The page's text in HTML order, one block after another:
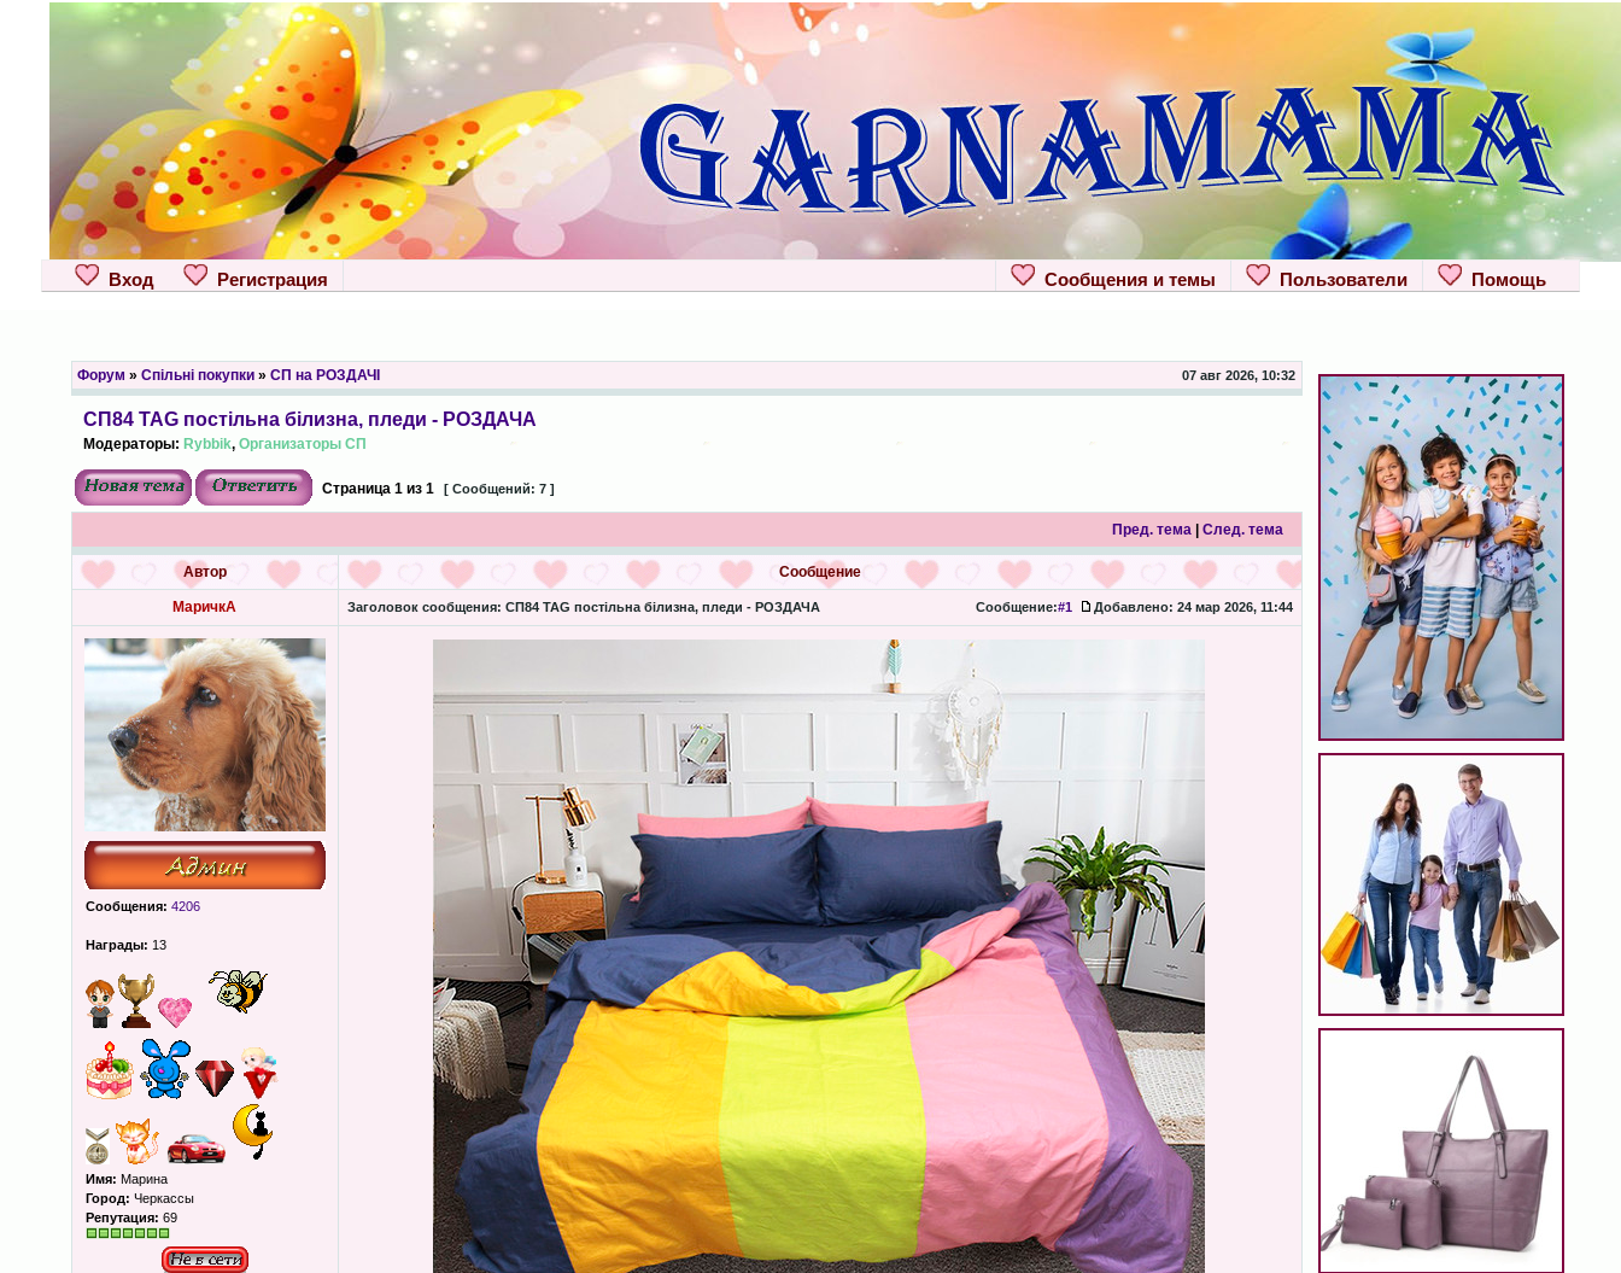
Вход Регистрация Помощь
Пользователи
Сообщения и темы
Форум » Спільні покупки» СП на РОЗДАЧІ 07 авг 2026, 10:32
СП84 TAG постільна білизна, пледи - РОЗДАЧА
Модераторы: Rybbik, Организаторы СП
Страница 1из 1 [ Сообщений: 7 ]
Пред. тема| След. тема
Автор Сообщение
МаричкА Заголовок сообщения: СП84 TAG постільна білизна, пледи - РОЗДАЧА Сообщение:#1 Добавлено: 24 мар 2026, 11:44
Сообщения: 4206
Награды: 13
Имя: Марина
Город: Черкассы
Репутация: 69